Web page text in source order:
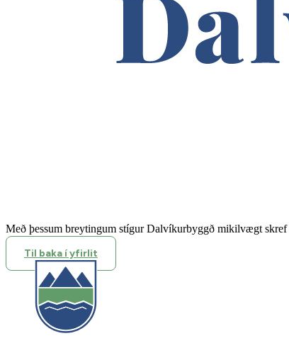
Með þessum breytingum stígur Dalvíkurbyggð mikilvægt
Til baka í yfirlit